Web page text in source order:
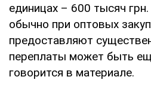
единицах – 600 тысяч
обычно при оптовых
предоставляют
переплаты может быть
говорится в материале.